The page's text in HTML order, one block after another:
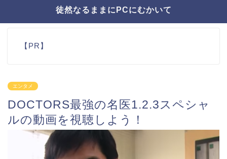
徒然なるままにPCにむかいて
【PR】
エンタメ
DOCTORS最強の名医1.2.3スペシャ
ルの動画を視聴しよう！